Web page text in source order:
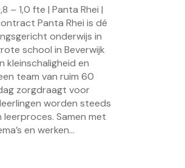
– 1,0 fte | Panta Rhei |
Panta Rhei is dé
onderwijs in
school in Beverwijk
kleinschaligheid en
team van ruim 60
zorgdraagt voor
worden steeds
leerproces. Samen met
en werken...